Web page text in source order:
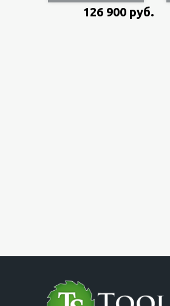
574341/576207, в
126 900 руб.